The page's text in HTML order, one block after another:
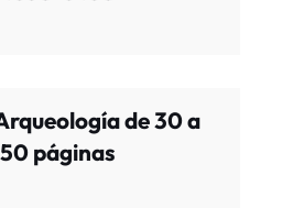
de 30 a
50 páginas